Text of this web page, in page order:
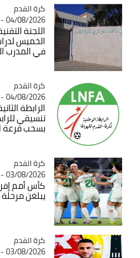
Catégorie
كرة القدم
04/08/2026 - 20:25
اللجنة
الخميس
في المدرب
Catégorie
كرة القدم
04/08/2026 - 13:21
تنسيقي
بسحب قرعة
Catégorie
كرة القدم
03/08/2026 - 22:54
يبلغن مرحلة
Catégorie
كرة القدم
03/08/2026 - 19:35